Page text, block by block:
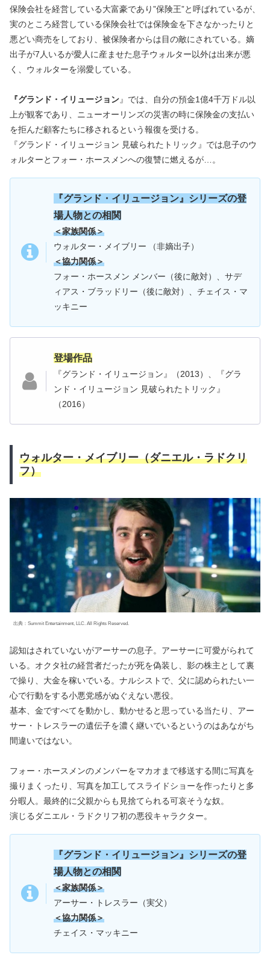
保険会社を経営している大富豪であり”保険王”と呼ばれているが、
実のところ経営している保険会社では保険金を下さなかったりと
悪どい商売をしており、被保険者からは目の敵にされている。嫡
出子が7人いるが愛人に産ませた息子ウォルター以外は出来が悪
く、ウォルターを溺愛している。
『グランド・イリュージョン』では、自分の預金1億4千万ドル以
上が観客であり、ニューオーリンズの災害の時に保険金の支払い
を拒んだ顧客たちに移されるという報復を受ける。
『グランド・イリュージョン 見破られたトリック』では息子のウ
ォルターとフォー・ホースメンへの復讐に燃えるが…。
『グランド・イリュージョン 』シリーズの登
場人物との相関
＜家族関係＞
ウォルター・メイブリー
（非嫡出子）
＜協力関係＞
フォー・ホースメン メンバー（後に敵対）、サデ
ィアス・ブラッドリー（後に敵対）、チェイス・マ
ッキニー
登場作品
『グランド・イリュージョン』（2013）、『グラ
ンド・イリュージョン 見破られたトリック』
（2016）
ウォルター・メイブリー（ダニエル・ラドクリ
フ）
出典：Summit Entertainment, LLC. All Rights Reserved.
認知はされていないがアーサーの息子。アーサーに可愛がられて
いる。オクタ社の経営者だったが死を偽装し、影の株主として裏
で操り、大金を稼いでいる。ナルシストで、父に認められたい一
心で行動をする小悪党感がぬぐえない悪役。
基本、金ですべてを動かし、動かせると思っている当たり、アー
サー・トレスラーの遺伝子を濃く継いでいるというのはあながち
間違いではない。
フォー・ホースメンのメンバーをマカオまで移送する間に写真を
撮りまくったり、写真を加工してスライドショーを作ったりと多
分暇人。最終的に父親からも見捨てられる可哀そうな奴。
演じるダニエル・ラドクリフ初の悪役キャラクター。
『グランド・イリュージョン 』シリーズの登
場人物との相関
＜家族関係＞
アーサー・トレスラー（実父）
＜協力関係＞
チェイス・マッキニー